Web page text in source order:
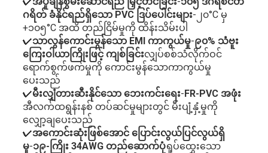
ဂရိတ် ခံနိုင်ရည်ရှိသော PVC ဒြပ်ပေါင်းများ-၂၀°C မှ
+၁၀၅°C အထိ တည်ငြိမ်မှုကို ထိန်းသိမ်းပါ
✔သာလွန်ကောင်းမွန်သော EMI ကာကွယ်မှု-၉၀% သံဗူး
ကြေးဝါယာကြိုးဖြင့် ကျစ်ခြင်းလျှပ်စစ်သံလိုက်ဝင်
ရောက်စွက်ဖက်မှုကို ကောင်းမွန်သောကာကွယ်မှု
ပေးသည်
✔မီးလျှံတားဆီးနိုင်သော ဘေးကင်းရေး-FR-PVC အဖုံး
အီလက်ထရွန်းနစ် တပ်ဆင်မှုများတွင် မီးပျံ့နှံ့မှုကို
လျှော့ချပေးသည်
✔အကောင်းဆုံးဖြစ်အောင် ပြောင်းလွယ်ပြင်လွယ်ရှိ
မှု-၁၉-ကြိုး 34AWG တည်ဆောက်ပုံရှုပ်ထွေးသော